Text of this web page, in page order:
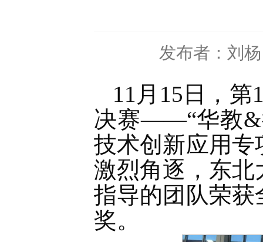
发布者：刘杨
11月15日，
决赛——“华教&
技术创新应用
激烈角逐，东
指导的团队荣
奖。